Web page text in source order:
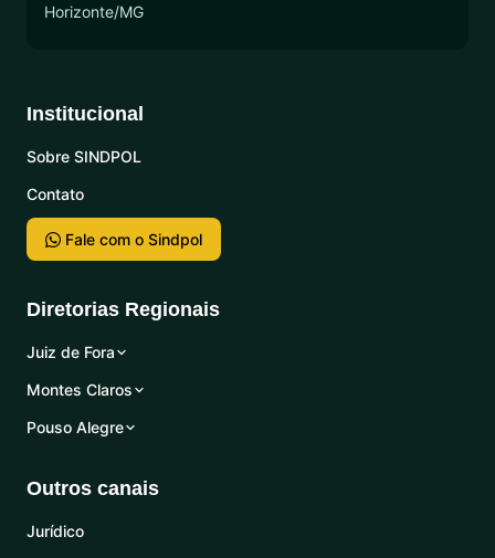
Horizonte/MG
Institucional
Sobre SINDPOL
Contato
Fale com o Sindpol
Diretorias Regionais
Juiz de Fora
Montes Claros
Pouso Alegre
Outros canais
Jurídico